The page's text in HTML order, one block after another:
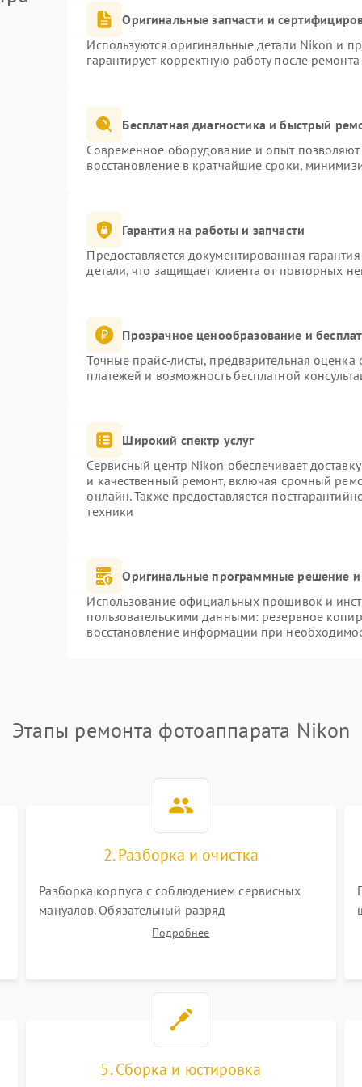
Оригинальные запчасти и
Используются оригинальные детали Nikon и
гарантирует корректную работу после
Бесплатная диагностика и быстрый
Современное оборудование и опыт позволяют
восстановление в кратчайшие сроки,
Гарантия на работы и запчасти
Предоставляется документированная
детали, что защищает клиента от повторных
Прозрачное ценообразование и
Точные прайс-листы, предварительная оценка
платежей и возможность бесплатной
Широкий спектр услуг
Сервисный центр Nikon обеспечивает
и качественный ремонт, включая срочный
онлайн. Также предоставляется
техники
Оригинальные программные решение
Использование официальных прошивок и
пользовательскими данными: резервное
восстановление информации при
Этапы ремонта фотоаппарата Nikon
2. Разборка и очистка
Разборка корпуса с соблюдением сервисных
мануалов. Обязательный разряд
высоковольтного конденсатора вспышки для
Подробнее
5. Сборка и юстировка